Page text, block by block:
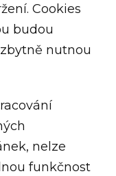
Cookies
budou
nutnou
nelze
funkčnost